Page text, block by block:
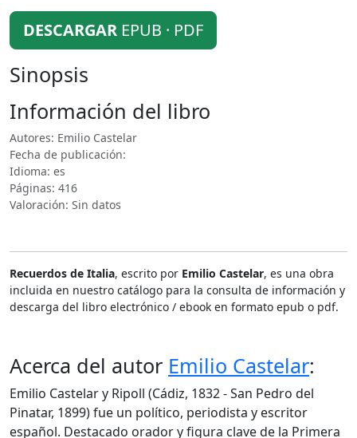
DESCARGAR EPUB · PDF
Sinopsis
Información del libro
Autores: Emilio Castelar
Fecha de publicación:
Idioma: es
Páginas: 416
Valoración: Sin datos
Recuerdos de Italia, escrito por Emilio Castelar, es una obra
incluida en nuestro catálogo para la consulta de información y
descarga del libro electrónico / ebook en formato epub o pdf.
Acerca del autor Emilio Castelar:
Emilio Castelar y Ripoll (Cádiz, 1832 - San Pedro del
Pinatar, 1899) fue un político, periodista y escritor
español. Destacado orador y figura clave de la Primera